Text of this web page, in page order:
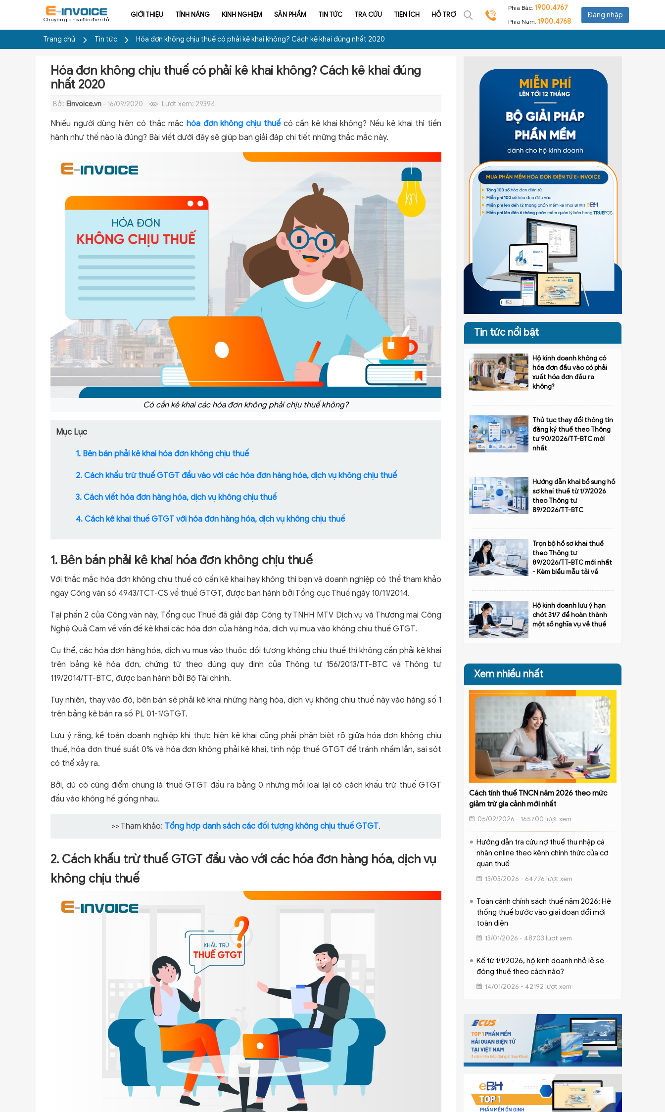
Chuyên gia hóa đơn điện tử
GIỚI THIỆU TÍNH NĂNG KINH NGHIỆM SẢN PHẨM TIN TỨC TRA CỨU TIỆN ÍCH HỖ TRỢ
Phía Bắc: 1900.4767
Phía Nam: 1900.4768
Đăng nhập
Trang chủ Tin tức Hóa đơn không chịu thuế có phải kê khai không? Cách kê khai đúng nhất 2020
Hóa đơn không chịu thuế có phải kê khai không? Cách kê khai đúng
nhất 2020
Bởi: Einvoice.vn - 16/09/2020 Lượt xem: 29394
Nhiều người dùng hiện có thắc mắc hóa đơn không chịu thuếcó cần kê khai không? Nếu kê khai thì tiến
hành như thế nào là đúng? Bài viết dưới đây sẽ giúp bạn giải đáp chi tiết những thắc mắc này.
Có cần kê khai các hóa đơn không phải chịu thuế không?
Mục Lục
1. Bên bán phải kê khai hóa đơn không chịu thuế
2. Cách khấu trừ thuế GTGT đầu vào với các hóa đơn hàng hóa, dịch vụ không chịu thuế
3. Cách viết hóa đơn hàng hóa, dịch vụ không chịu thuế
4. Cách kê khai thuế GTGT với hóa đơn hàng hóa, dịch vụ không chịu thuế
1. Bên bán phải kê khai hóa đơn không chịu thuế
Với thắc mắc hóa đơn không chịu thuế có cần kê khai hay không thì bạn và doanh nghiệp có thể tham khảo
ngay Công văn số 4943/TCT-CS về thuế GTGT, được ban hành bởi Tổng cục Thuế ngày 10/11/2014.
Tại phần 2 của Công văn này, Tổng cục Thuế đã giải đáp Công ty TNHH MTV Dịch vụ và Thương mại Công
Nghệ Quả Cam về vấn đề kê khai các hóa đơn của hàng hóa, dịch vụ mua vào không chịu thuế GTGT.
Cụ thể, các hóa đơn hàng hóa, dịch vụ mua vào thuộc đối tượng không chịu thuế thì không cần phải kê khai
trên bảng kê hóa đơn, chứng từ theo đúng quy định của Thông tư 156/2013/TT-BTC và Thông tư
119/2014/TT-BTC, được ban hành bởi Bộ Tài chính.
Tuy nhiên, thay vào đó, bên bán sẽ phải kê khai những hàng hóa, dịch vụ không chịu thuế này vào hàng số 1
trên bảng kê bán ra số PL 01-1/GTGT.
Lưu ý rằng, kế toán doanh nghiệp khi thực hiện kê khai cũng phải phân biệt rõ giữa hóa đơn không chịu
thuế, hóa đơn thuế suất 0% và hóa đơn không phải kê khai, tính nộp thuế GTGT để tránh nhầm lẫn, sai sót
có thể xảy ra.
Bởi, dù có cùng điểm chung là thuế GTGT đầu ra bằng 0 nhưng mỗi loại lại có cách khấu trừ thuế GTGT
đầu vào không hề giống nhau.
>> Tham khảo: Tổng hợp danh sách các đối tượng không chịu thuế GTGT.
2. Cách khấu trừ thuế GTGT đầu vào với các hóa đơn hàng hóa, dịch vụ
không chịu thuế
Tin tức nổi bật
Hộ kinh doanh không có
hóa đơn đầu vào có phải
xuất hóa đơn đầu ra
không?
Thủ tục thay đổi thông tin
đăng ký thuế theo Thông
tư 90/2026/TT-BTC mới
nhất
Hướng dẫn khai bổ sung hồ
sơ khai thuế từ 1/7/2026
theo Thông tư
89/2026/TT-BTC
Trọn bộ hồ sơ khai thuế
theo Thông tư
89/2026/TT-BTC mới nhất
- Kèm biểu mẫu tải về
Hộ kinh doanh lưu ý hạn
chót 31/7 để hoàn thành
một số nghĩa vụ về thuế
Xem nhiều nhất
Cách tính thuế TNCN năm 2026 theo mức
giảm trừ gia cảnh mới nhất
05/02/2026 - 165700 lượt xem
Hướng dẫn tra cứu nợ thuế thu nhập cá
nhân online theo kênh chính thức của cơ
quan thuế
13/03/2026 - 64776 lượt xem
Toàn cảnh chính sách thuế năm 2026: Hệ
thống thuế bước vào giai đoạn đổi mới
toàn diện
13/01/2026 - 48703 lượt xem
Kể từ 1/1/2026, hộ kinh doanh nhỏ lẻ sẽ
đóng thuế theo cách nào?
14/01/2026 - 42192 lượt xem